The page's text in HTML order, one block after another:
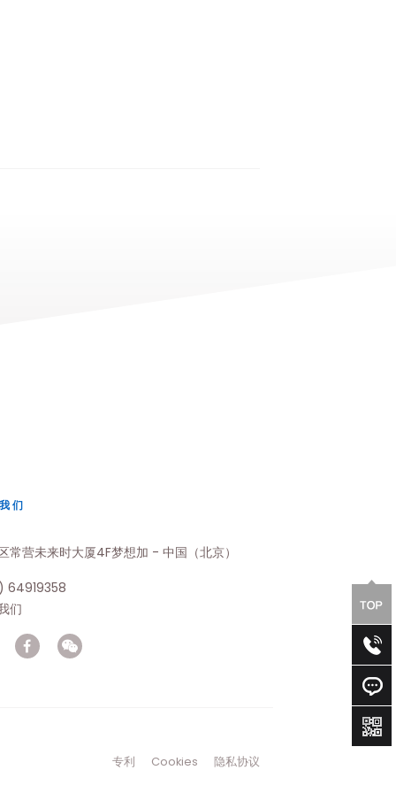
们
常营未来时大厦4F梦想加 - 中国（北京）
64919358
们
专利 Cookies 隐私协议